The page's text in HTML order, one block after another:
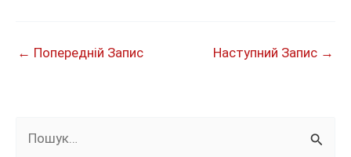
← Попередній Запис Наступний Запис →